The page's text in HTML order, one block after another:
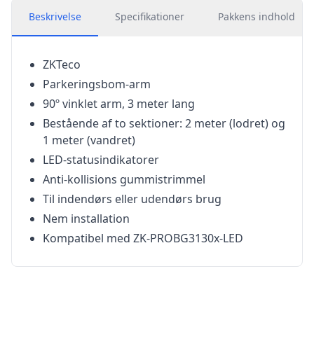
Beskrivelse Specifikationer Pakkens indhold
ZKTeco
Parkeringsbom-arm
90º vinklet arm, 3 meter lang
Bestående af to sektioner: 2 meter (lodret) og
1 meter (vandret)
LED-statusindikatorer
Anti-kollisions gummistrimmel
Til indendørs eller udendørs brug
Nem installation
Kompatibel med ZK-PROBG3130x-LED